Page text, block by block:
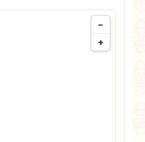
−
+